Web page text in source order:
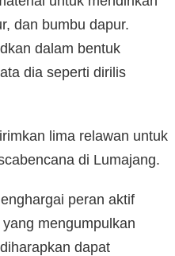
dan bumbu dapur.
dalam bentuk
dia seperti dirilis
lima relawan untuk
di Lumajang.
peran aktif
mengumpulkan
dapat